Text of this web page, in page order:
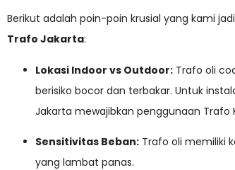
Berikut adalah poin-poin krusial yang kami
Trafo Jakarta:
Lokasi Indoor vs Outdoor: Trafo oli
berisiko bocor dan terbakar. Untuk
Jakarta mewajibkan penggunaan Trafo
Sensitivitas Beban: Trafo oli memiliki
yang lambat panas.